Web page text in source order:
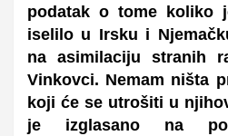
podatak o tome koliko
iselilo u Irsku i
na asimilaciju stranih
Vinkovci. Nemam ništa
koji će se utrošiti u
je izglasano na